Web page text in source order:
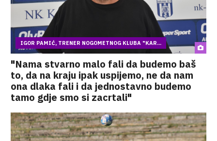
IGOR PAMIĆ, TRENER NOGOMETNOG KLUBA "KAR...
"Nama stvarno malo fali da budemo baš
to, da na kraju ipak uspijemo, ne da nam
ona dlaka fali i da jednostavno budemo
tamo gdje smo si zacrtali"